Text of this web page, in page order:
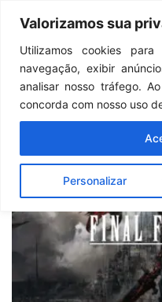
Valorizamos sua
Utilizamos cookies
navegação, exibir
analisar nosso tráfego.
concorda com nosso uso
Personalizar
Menu
Games